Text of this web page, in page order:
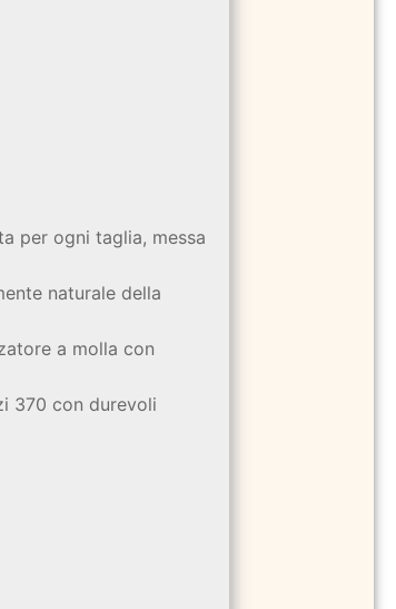
per ogni taglia, messa
naturale della
a molla con
370 con durevoli